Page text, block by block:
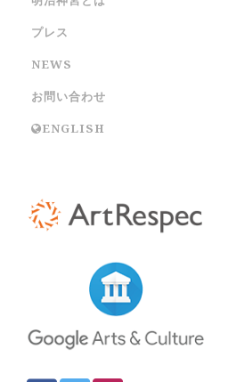
プレス
NEWS
お問い合わせ
ENGLISH